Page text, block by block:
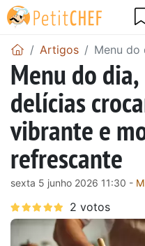
Artigos Menu do
Menu do
delícias
vibrante e
refrescante
sexta 5 junho 2026 11:30 -